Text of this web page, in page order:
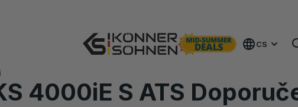
CS
4000iE S ATS